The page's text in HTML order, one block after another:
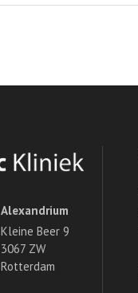
Alexandrium
Kleine Beer 9
3067 ZW
Rotterdam